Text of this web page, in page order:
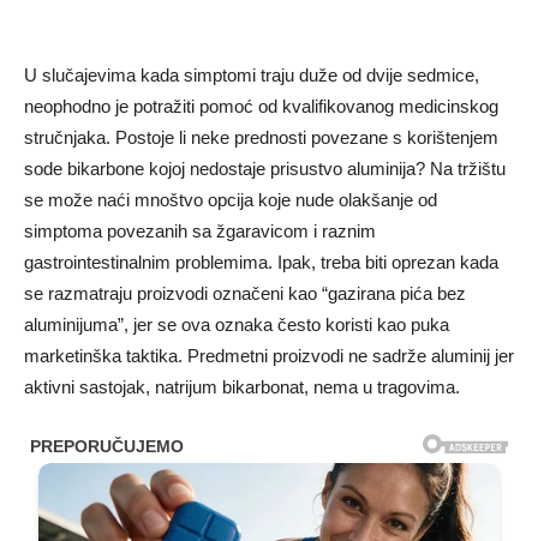
U slučajevima kada simptomi traju duže od dvije sedmice,
neophodno je potražiti pomoć od kvalifikovanog medicinskog
stručnjaka. Postoje li neke prednosti povezane s korištenjem
sode bikarbone kojoj nedostaje prisustvo aluminija? Na tržištu
se može naći mnoštvo opcija koje nude olakšanje od
simptoma povezanih sa žgaravicom i raznim
gastrointestinalnim problemima. Ipak, treba biti oprezan kada
se razmatraju proizvodi označeni kao “gazirana pića bez
aluminijuma”, jer se ova oznaka često koristi kao puka
marketinška taktika. Predmetni proizvodi ne sadrže aluminij jer
aktivni sastojak, natrijum bikarbonat, nema u tragovima.